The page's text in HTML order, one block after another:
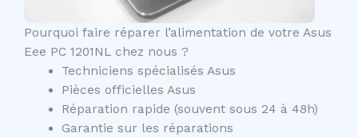
Pourquoi faire réparer l’alimentation de votre Asus
Eee PC 1201NL chez nous ?
Techniciens spécialisés Asus
Pièces officielles Asus
Réparation rapide (souvent sous 24 à 48h)
Garantie sur les réparations